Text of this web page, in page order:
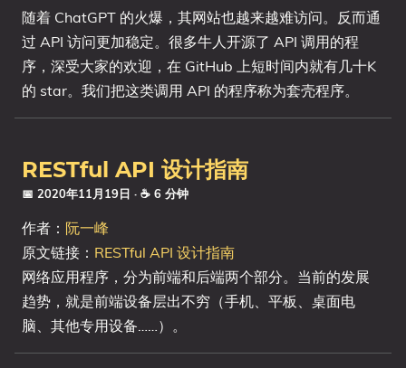
随着 ChatGPT 的火爆，其网站也越来越难访问。反而通
过 API 访问更加稳定。很多牛人开源了 API 调用的程
序，深受大家的欢迎，在 GitHub 上短时间内就有几十K
的 star。我们把这类调用 API 的程序称为套壳程序。
RESTful API 设计指南
📅 2020年11月19日 · ☕ 6 分钟
作者： 阮一峰
原文链接： RESTful API 设计指南
网络应用程序，分为前端和后端两个部分。当前的发展
趋势，就是前端设备层出不穷（手机、平板、桌面电
脑、其他专用设备……）。